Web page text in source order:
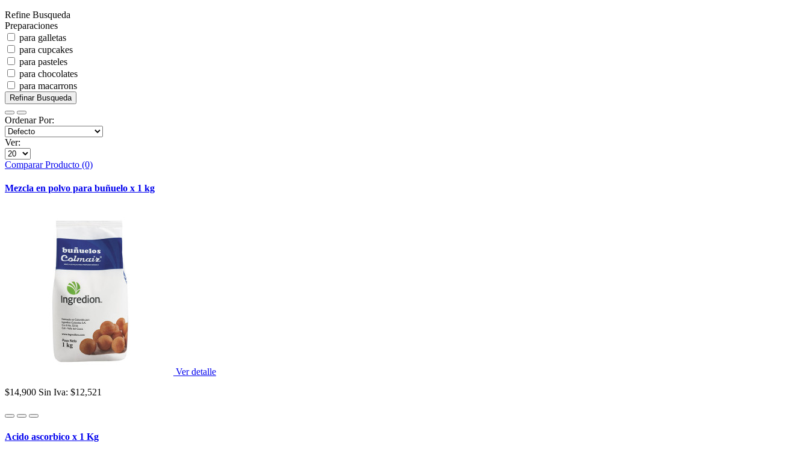
Refine Busqueda
Preparaciones
para galletas
para cupcakes
para pasteles
para chocolates
para macarrons
Refinar Busqueda
Ordenar Por:
Ver:
Comparar Producto (0)
Mezcla en polvo para buñuelo x 1 kg
Ver detalle
$14,900 Sin Iva: $12,521
Acido ascorbico x 1 Kg